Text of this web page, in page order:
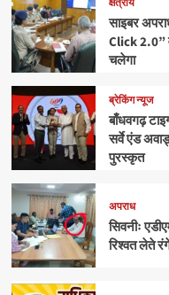
साइबर
Click 2.0”
चलेगा
ब्रेकिंग न्यूज
बाँधवगढ़
सर्वे एंड
पुरस्कृत
अपराध
सिवनीः
रिश्वत लेते